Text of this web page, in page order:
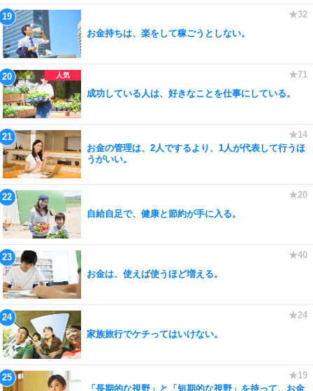
お金持ちは、楽をして稼ごうとしない。
成功している人は、好きなことを仕事にしている。
お金の管理は、2人でするより、1人が代表して行うほ
うがいい。
自給自足で、健康と節約が手に入る。
お金は、使えば使うほど増える。
家族旅行でケチってはいけない。
「長期的な視野」と「短期的な視野」を持って、お金